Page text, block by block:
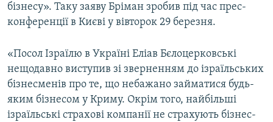
бізнесу». Таку заяву Бріман зробив під час прес-
конференції в Києві у вівторок 29 березня.
«Посол Ізраїлю в Україні Еліав Бєлоцерковські
нещодавно виступив зі зверненням до ізраїльських
бізнесменів про те, що небажано займатися будь-
яким бізнесом у Криму. Окрім того, найбільші
ізраїльські страхові компанії не страхують бізнес-